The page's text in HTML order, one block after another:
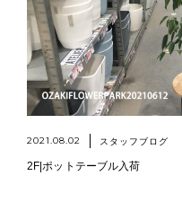
2021.08.02 スタッフブログ
2F|ポットテーブル入荷